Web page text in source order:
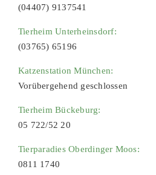
(04407) 9137541
Tierheim Unterheinsdorf:
(03765) 65196
Katzenstation München:
Vorübergehend geschlossen
Tierheim Bückeburg:
05 722/52 20
Tierparadies Oberdinger Moos:
0811 1740